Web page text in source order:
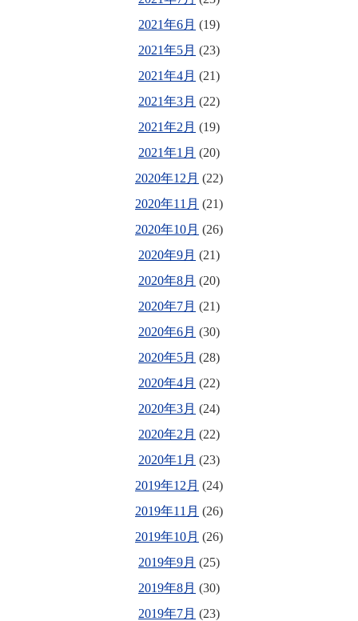
2021年6月 (19)
2021年5月 (23)
2021年4月 (21)
2021年3月 (22)
2021年2月 (19)
2021年1月 (20)
2020年12月 (22)
2020年11月 (21)
2020年10月 (26)
2020年9月 (21)
2020年8月 (20)
2020年7月 (21)
2020年6月 (30)
2020年5月 (28)
2020年4月 (22)
2020年3月 (24)
2020年2月 (22)
2020年1月 (23)
2019年12月 (24)
2019年11月 (26)
2019年10月 (26)
2019年9月 (25)
2019年8月 (30)
2019年7月 (23)